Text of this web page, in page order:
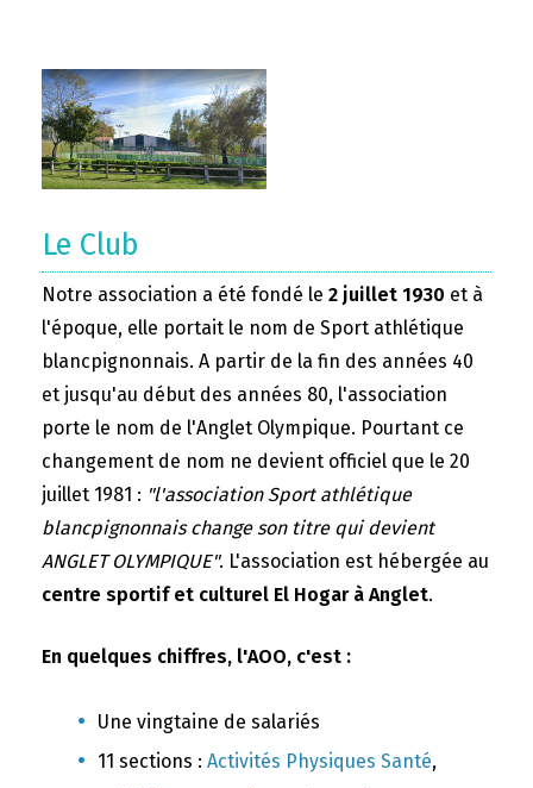
Le Club
Notre association a été fondé le 2 juillet 1930 et à
l'époque, elle portait le nom de Sport athlétique
blancpignonnais. A partir de la fin des années 40
et jusqu'au début des années 80, l'association
porte le nom de l'Anglet Olympique. Pourtant ce
changement de nom ne devient officiel que le 20
juillet 1981 : "l'association Sport athlétique
blancpignonnais change son titre qui devient
ANGLET OLYMPIQUE". L'association est hébergée au
centre sportif et culturel El Hogar à Anglet.
En quelques chiffres, l'AOO, c'est :
Une vingtaine de salariés
11 sections : Activités Physiques Santé,